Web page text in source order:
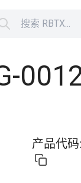
搜索 RBTX...
产品代码: